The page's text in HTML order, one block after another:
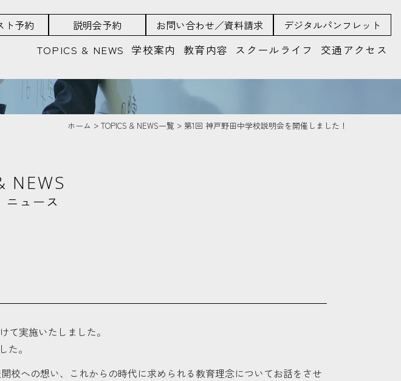
ト予約 説明会予約 お問い合わせ／資料請求 デジタルパンフレット
TOPICS & NEWS 学校案内 教育内容 スクールライフ 交通アクセス
ホーム TOPICS & NEWS一覧 第1回 神戸野田中学校説明会を開催しました！
NEWS
ニュース
て実施いたしました。
。
校への想い、これからの時代に求められる教育理念についてお話をさせ